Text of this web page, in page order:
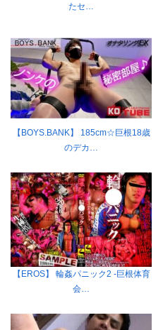
たセ…
【BOYS.BANK】 185cm☆巨根18歳
のデカ…
【EROS】 輪姦パニック2 -巨根体育
会…